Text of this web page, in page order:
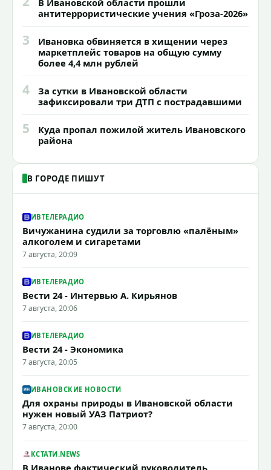
антитеррористические учения «Гроза-2026»
3
Ивановка обвиняется в хищении через
маркетплейс товаров на общую сумму
более 4,4 млн рублей
4
За сутки в Ивановской области
зафиксировали три ДТП с пострадавшими
5
Куда пропал пожилой житель Ивановского
района
В ГОРОДЕ ПИШУТ
ИВТЕЛЕРАДИО
Вичужанина судили за торговлю «палёным»
алкоголем и сигаретами
7 августа, 20:09
ИВТЕЛЕРАДИО
Вести 24 - Интервью А. Кирьянов
7 августа, 20:06
ИВТЕЛЕРАДИО
Вести 24 - Экономика
7 августа, 20:05
ИВАНОВСКИЕ НОВОСТИ
Для охраны природы в Ивановской области
нужен новый УАЗ Патриот?
7 августа, 20:00
КСТАТИ.NEWS
В Иванове фактический руководитель